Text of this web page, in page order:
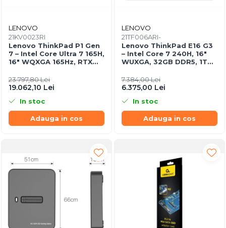
LENOVO
21KV0023RI
Lenovo ThinkPad P1 Gen
7 – Intel Core Ultra 7 165H,
16" WQXGA 165Hz, RTX
Windows 11 Pro, 3Y
Premier
23.797,80 Lei
19.062,10 Lei
In stoc
Adauga in cos
LENOVO
21TF006ARI-
Lenovo ThinkPad E16 G3
– Intel Core 7 240H, 16"
WUXGA, 32GB DDR5, 1TB
7.384,00 Lei
6.375,00 Lei
In stoc
Adauga in cos